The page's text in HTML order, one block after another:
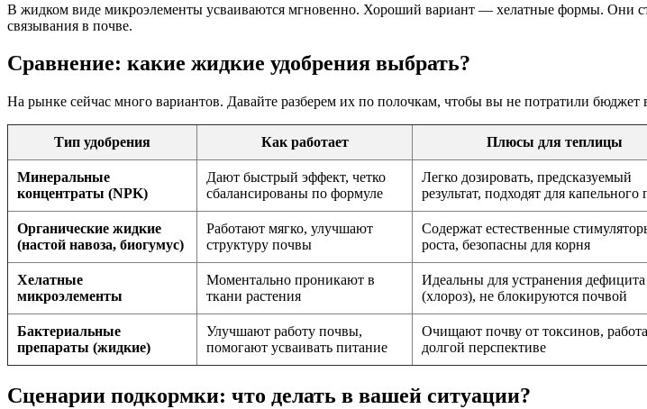
В жидком виде микроэлементы усваиваются мгновенно. Хороший вариант — хелатные формы. Они
связывания в почве.
Сравнение: какие жидкие удобрения выбрать?
На рынке сейчас много вариантов. Давайте разберем их по полочкам, чтобы вы не потратили бюджет
Тип удобрения Как работает Плюсы для теплицы
Минеральные
концентраты (NPK)
Дают быстрый эффект, четко
сбалансированы по формуле
Легко дозировать, предсказуемый
результат, подходят для капельного
Органические жидкие
(настой навоза, биогумус)
Работают мягко, улучшают
структуру почвы
Содержат естественные
роста, безопасны для корня
Хелатные
микроэлементы
Моментально проникают в
ткани растения
Идеальны для устранения дефицита
(хлороз), не блокируются почвой
Бактериальные
препараты (жидкие)
Улучшают работу почвы,
помогают усваивать питание
Очищают почву от токсинов,
долгой перспективе
Сценарии подкормки: что делать в вашей ситуации?